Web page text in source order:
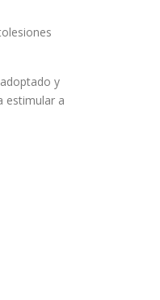
y
estimular a